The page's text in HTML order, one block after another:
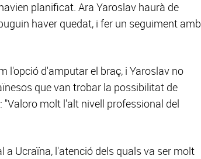
planificat. Ara Yaroslav haurà de
haver quedat, i fer un seguiment amb
l'opció d'amputar el braç, i Yaroslav no
que van trobar la possibilitat de
"Valoro molt l'alt nivell professional del
Ucraïna, l'atenció dels quals va ser molt